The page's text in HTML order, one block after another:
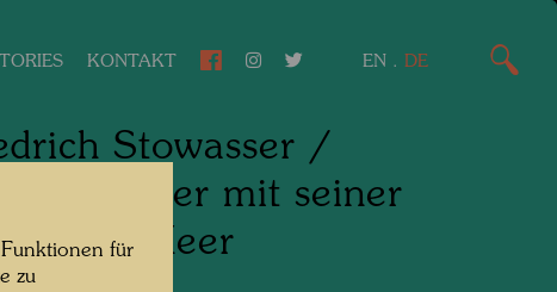
KONTAKT EN . DE
Stowasser /
mit seiner
am Meer
für
zu